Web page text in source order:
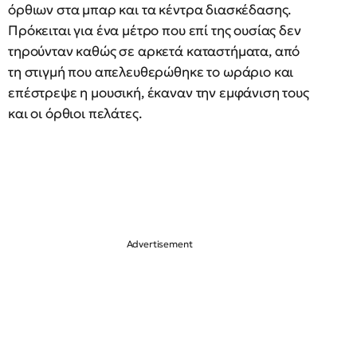
όρθιων στα μπαρ και τα κέντρα διασκέδασης.
Πρόκειται για ένα μέτρο που επί της ουσίας δεν
τηρούνταν καθώς σε αρκετά καταστήματα, από
τη στιγμή που απελευθερώθηκε το ωράριο και
επέστρεψε η μουσική, έκαναν την εμφάνιση τους
και οι όρθιοι πελάτες.